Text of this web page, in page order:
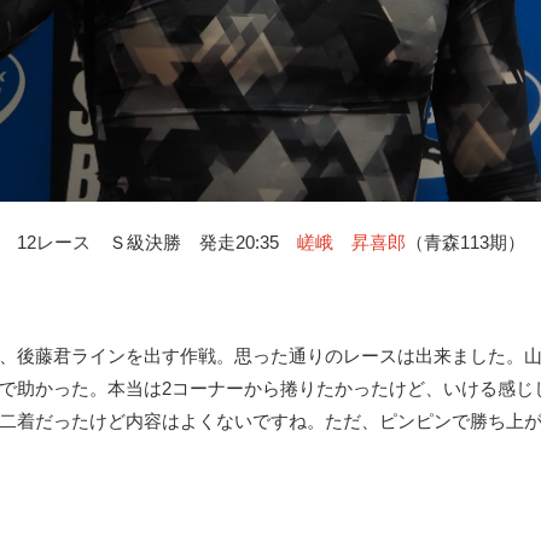
12レース Ｓ級決勝 発走20:35 嵯峨 昇喜郎 （青森113期）
藤君ラインを出す作戦。思った通りのレースは出来ました。
助かった。本当は2コーナーから捲りたかったけど、いける感
着だったけど内容はよくないですね。ただ、ピンピンで勝ち上